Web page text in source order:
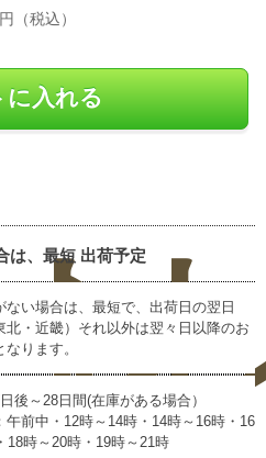
（税込）
レ
は、最短 出荷予定
ない場合は、最短で、出荷日の翌日
北・近畿）それ以外は翌々日以降のお
なります。
後～28日間(在庫がある場合）
午前中・12時～14時・14時～16時・16
18時～20時・19時～21時